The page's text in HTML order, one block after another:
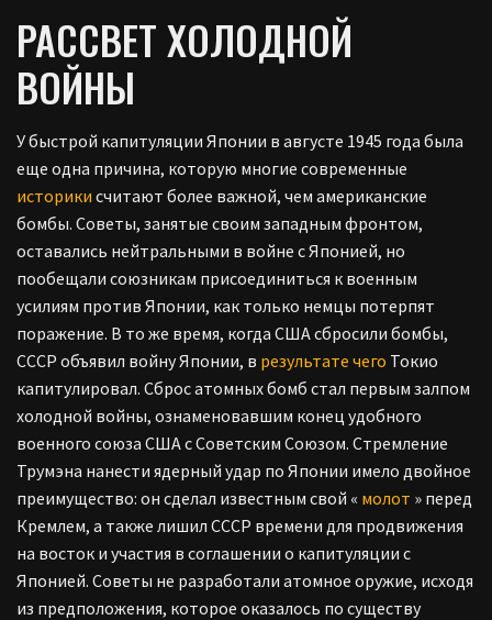
РАССВЕТ ХОЛОДНОЙ
ВОЙНЫ
У быстрой капитуляции Японии в августе 1945 года была
еще одна причина, которую многие современные
историки считают более важной, чем американские
бомбы. Советы, занятые своим западным фронтом,
оставались нейтральными в войне с Японией, но
пообещали союзникам присоединиться к военным
усилиям против Японии, как только немцы потерпят
поражение. В то же время, когда США сбросили бомбы,
СССР объявил войну Японии, в результате чего Токио
капитулировал. Сброс атомных бомб стал первым залпом
холодной войны, ознаменовавшим конец удобного
военного союза США с Советским Союзом. Стремление
Трумэна нанести ядерный удар по Японии имело двойное
преимущество: он сделал известным свой « молот » перед
Кремлем, а также лишил СССР времени для продвижения
на восток и участия в соглашении о капитуляции с
Японией. Советы не разработали атомное оружие, исходя
из предположения, которое оказалось по существу